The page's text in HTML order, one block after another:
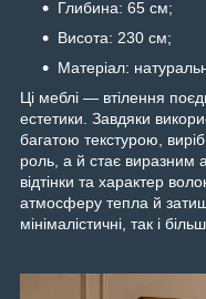
Глибина: 65 см;
Висота: 230 см;
Матеріал:
Ці меблі — втілення
естетики. Завдяки
багатою текстурою,
роль, а й стає виразним
відтінки та характер
атмосферу тепла й
мінімалістичні, так і